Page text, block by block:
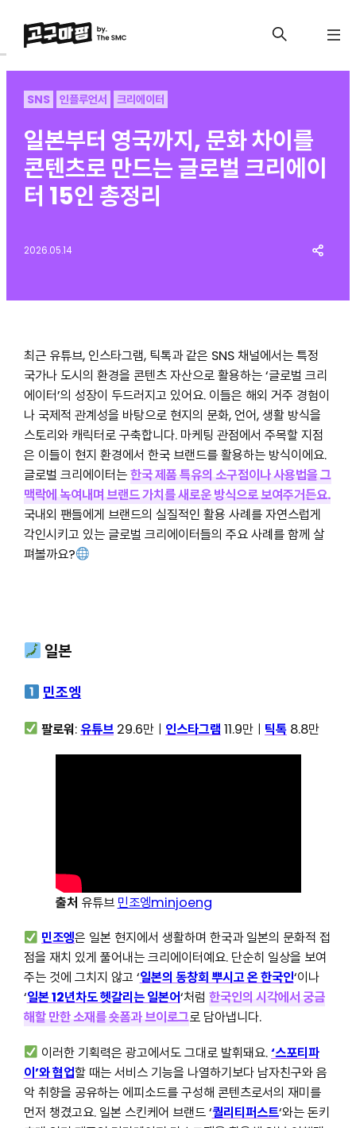
SNS 인플루언서 크리에이터
일본부터 영국까지, 문화 차이를
콘텐츠로 만드는 글로벌 크리에이
터 15인 총정리
2026.05.14
최근 유튜브, 인스타그램, 틱톡과 같은 SNS 채널에서는 특정
국가나 도시의 환경을 콘텐츠 자산으로 활용하는 ‘글로벌 크리
에이터’의 성장이 두드러지고 있어요. 이들은 해외 거주 경험이
나 국제적 관계성을 바탕으로 현지의 문화, 언어, 생활 방식을
스토리와 캐릭터로 구축합니다. 마케팅 관점에서 주목할 지점
은 이들이 현지 환경에서 한국 브랜드를 활용하는 방식이에요.
글로벌 크리에이터는한국 제품 특유의 소구점이나 사용법을 그
맥락에 녹여내며 브랜드 가치를 새로운 방식으로 보여주거든요.
국내외 팬들에게 브랜드의 실질적인 활용 사례를 자연스럽게
각인시키고 있는 글로벌 크리에이터들의 주요 사례를 함께 살
펴볼까요?
일본
민조엥
팔로워:유튜브 29.6만ㅣ 인스타그램 11.9만ㅣ 틱톡 8.8만
출처 유튜브 민조엥minjoeng
민조엥은 일본 현지에서 생활하며 한국과 일본의 문화적 접
점을 재치 있게 풀어내는 크리에이터예요. 단순히 일상을 보여
주는 것에 그치지 않고 ‘일본의 동창회 뿌시고 온 한국인‘이나
‘일본 12년차도 헷갈리는 일본어‘처럼 한국인의 시각에서 궁금
해할 만한 소재를 숏폼과 브이로그로 담아냅니다.
이러한 기획력은 광고에서도 그대로 발휘돼요.‘스포티파
이’와 협업할 때는 서비스 기능을 나열하기보다 남자친구와 음
악 취향을 공유하는 에피소드를 구성해 콘텐츠로서의 재미를
먼저 챙겼고요. 일본 스킨케어 브랜드 ‘퀄리티퍼스트‘와는 돈키